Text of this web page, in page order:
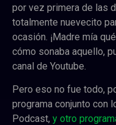
por vez primera de las
totalmente nuevecito
ocasión. ¡Madre mía
cómo sonaba aquello,
canal de Youtube.
Pero eso no fue todo,
programa conjunto con
Podcast, y otro